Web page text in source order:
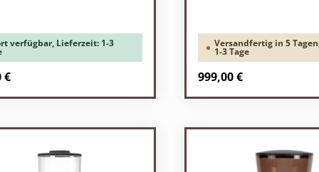
verfügbar, Lieferzeit: 1-3
Preis:
€
Versandfertig in 5
1-3 Tage
Regulärer Preis:
999,00 €